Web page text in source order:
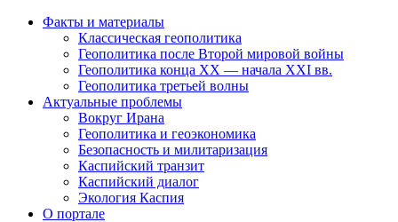
Факты и материалы
Классическая геополитика
Геополитика после Второй мировой войны
Геополитика конца XX — начала XXI вв.
Геополитика третьей волны
Актуальные проблемы
Вокруг Ирана
Геополитика и геоэкономика
Безопасность и милитаризация
Каспийский транзит
Каспийский диалог
Экология Каспия
О портале